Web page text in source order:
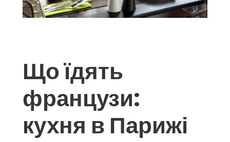
Що їдять
французи:
кухня в Парижі